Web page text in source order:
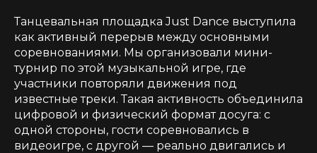
Танцевальная площадкаJust Dance выступила
как активный перерыв между основными
соревнованиями. Мы организовали мини-
турнир по этой музыкальной игре, где
участники повторяли движения под
известные треки. Такая активность объединила
цифровой и физический формат досуга: с
одной стороны, гости соревновались в
видеоигре, с другой — реально двигались и